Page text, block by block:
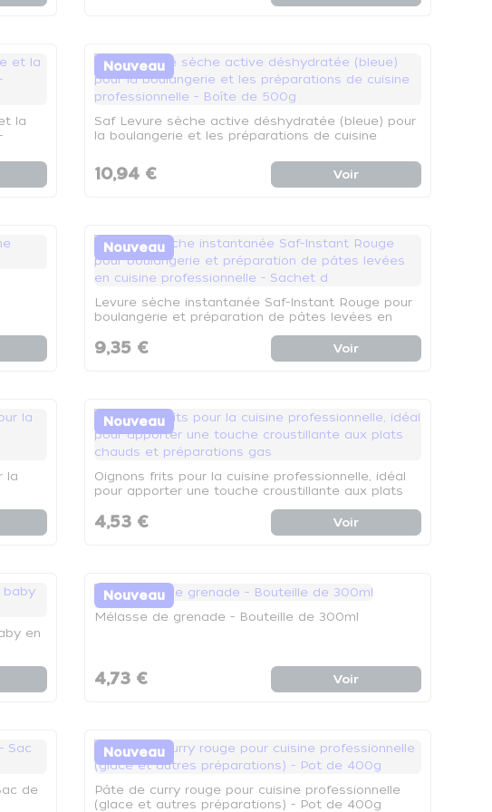
la
Nouveau
Saf Levure sèche active déshydratée (bleue) pour
la boulangerie et les préparations de cuisine
10,94 € Voir
Nouveau
Levure sèche instantanée Saf-Instant Rouge pour
boulangerie et préparation de pâtes levées en
9,35 € Voir
la
Nouveau
Oignons frits pour la cuisine professionnelle, idéal
pour apporter une touche croustillante aux plats
4,53 € Voir
en
Nouveau
Mélasse de grenade - Bouteille de 300ml
4,73 € Voir
de
Nouveau
Pâte de curry rouge pour cuisine professionnelle
(glace et autres préparations) - Pot de 400g